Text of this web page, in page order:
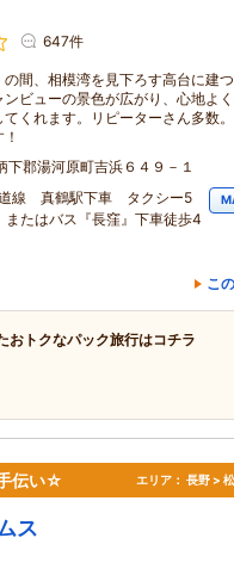
647件
の間、相模湾を見下ろす高台に建つ
ビューの景色が広がり、心地よ
くれます。リピーターさん多数
下郡湯河原町吉浜６４９－１
線 真鶴駅下車 タクシー5
またはバス『長窪』下車徒歩4
こ
おトクなパック旅行はコチラ
伝い☆ エリア： 長野 >
ス